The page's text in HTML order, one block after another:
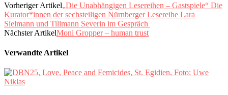
Vorheriger Artikel„Die Unabhängigen Lesereihen – Gastspiele“ Die
Kurator*innen der sechsteiligen Nürnberger Lesereihe Lara
Sielmann und Tillmann Severin im Gespräch
Nächster ArtikelMoni Gropper – human trust
Verwandte Artikel